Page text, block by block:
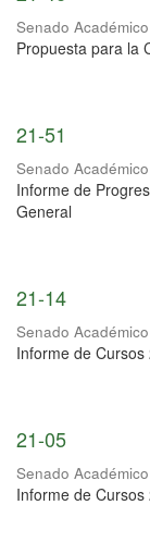
Senado Académico
Propuesta para la
21-51
Senado Académico
Informe de
General
21-14
Senado Académico
Informe de Cursos
21-05
Senado Académico
Informe de